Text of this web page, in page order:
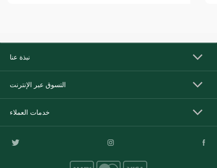
نبذة عنا
التسوق عبر الإنترنت
خدمات العملاء